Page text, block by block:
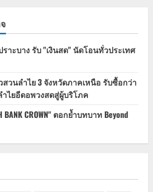
ราะบาง รับ "เงินสด" นัดโอนทั่วประเทศ
สวนลำไย 3 จังหวัดภาคเหนือ รับซื้อกว่า
ไยอีดอพวงสดสู่ผู้บริโภค
CROWN" ตอกย้ำบทบาท Beyond